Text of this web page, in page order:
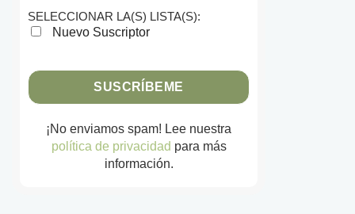
SELECCIONAR LA(S) LISTA(S):
Nuevo Suscriptor
¡No enviamos spam! Lee nuestra
política de privacidad para más
información.